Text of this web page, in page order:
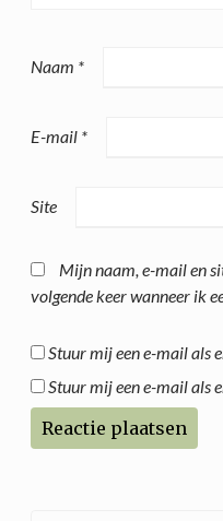
Naam *
E-mail *
Site
Mijn naam, e-mail en
volgende keer wanneer ik
Stuur mij een e-mail als
Stuur mij een e-mail als